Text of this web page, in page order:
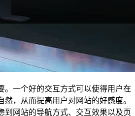
。一个好的交互方式可以使得用户在
，从而提高用户对网站的好感度。
到网站的导航方式、交互效果以及页